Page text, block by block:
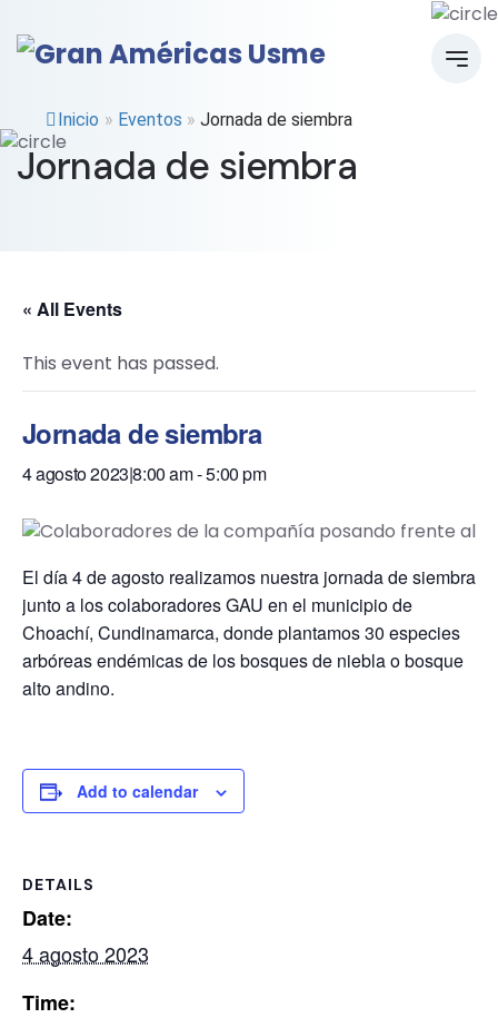
Inicio » Eventos » Jornada de siembra
Jornada de siembra
« All Events
This event has passed.
Jornada de siembra
4 agosto 2023|8:00 am-5:00 pm
El día 4 de agosto realizamos nuestra jornada de siembra
junto a los colaboradores GAU en el municipio de
Choachí, Cundinamarca, donde plantamos 30 especies
arbóreas endémicas de los bosques de niebla o bosque
alto andino.
Add to calendar
DETAILS
Date:
4 agosto 2023
Time: